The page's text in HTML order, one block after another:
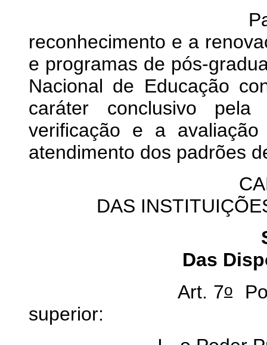
Parágrafo
reconhecimento e a
e programas de pós-
Nacional de Educação
caráter conclusivo
verificação e a
atendimento dos padrões
DAS
Das
Art. 7o
superior: